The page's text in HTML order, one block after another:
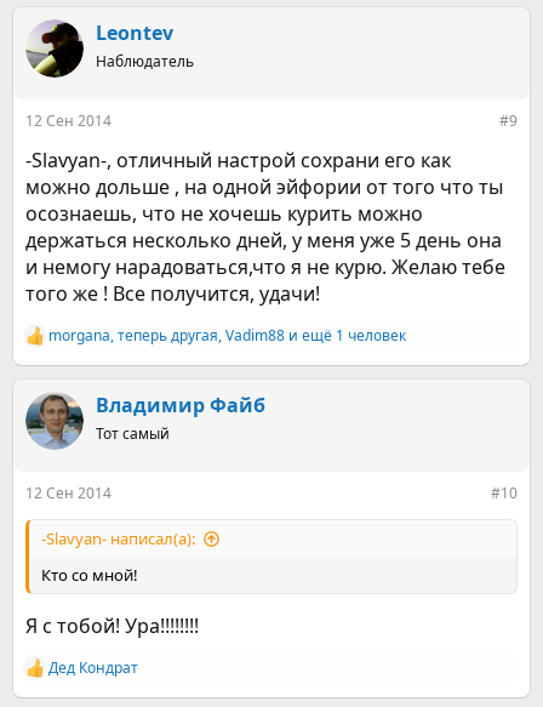
Leontev
Наблюдатель
12 Сен 2014 #9
-Slavyan-, отличный настрой сохрани его как
можно дольше , на одной эйфории от того что ты
осознаешь, что не хочешь курить можно
держаться несколько дней, у меня уже 5 день она
и немогу нарадоваться,что я не курю. Желаю тебе
того же ! Все получится, удачи!
Р
е
к
ц
и
morgana,теперь другая,Vadim88 и ещё 1 человек
Владимир Файб
Тот самый
12 Сен 2014 #10
-Slavyan- написал(а):
Кто со мной!
Я с тобой! Ура!!!!!!!!
Р
е
Дед Кондрат